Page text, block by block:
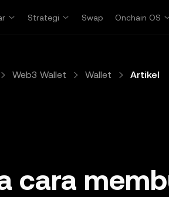
Strategi Swap Onchain OS
Web3 Wallet Wallet Artikel
cara